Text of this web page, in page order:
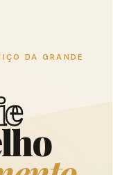
DA GRANDE
e
lho